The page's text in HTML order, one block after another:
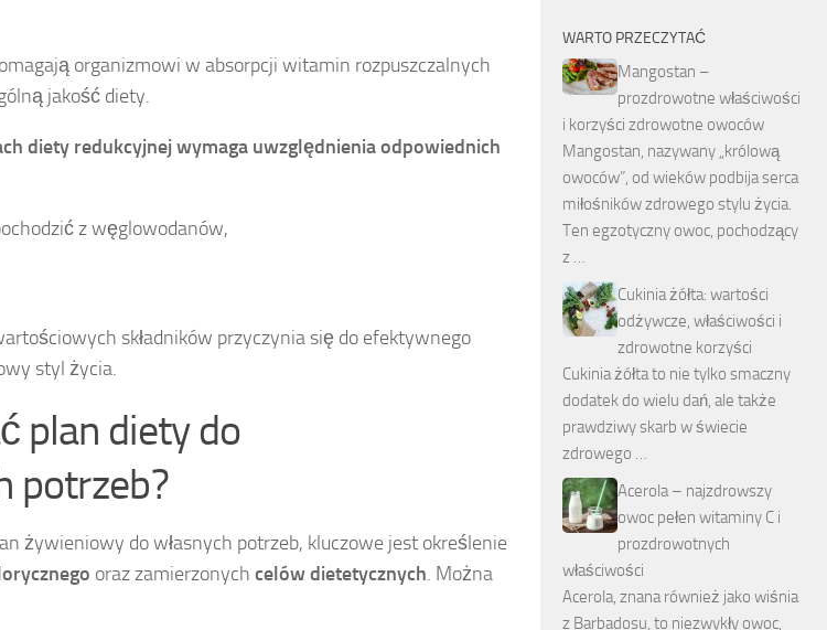
organizmowi w absorpcji witamin rozpuszczalnych
jakość diety.
diety redukcyjnej wymaga uwzględnienia odpowiednich
z węglowodanów,
składników przyczynia się do efektywnego
styl życia.
plan diety do
potrzeb?
żywieniowy do własnych potrzeb, kluczowe jest określenie
oraz zamierzonych celów dietetycznych. Można
WARTO PRZECZYTAĆ
Mangostan –
prozdrowotne właściwości
i korzyści zdrowotne owoców
Mangostan, nazywany „królową
owoców”, od wieków podbija serca
miłośników zdrowego stylu życia.
Ten egzotyczny owoc, pochodzący
z …
Cukinia żółta: wartości
odżywcze, właściwości i
zdrowotne korzyści
Cukinia żółta to nie tylko smaczny
dodatek do wielu dań, ale także
prawdziwy skarb w świecie
zdrowego …
Acerola – najzdrowszy
owoc pełen witaminy C i
prozdrowotnych
właściwości
Acerola, znana również jako wiśnia
z Barbadosu, to niezwykły owoc,